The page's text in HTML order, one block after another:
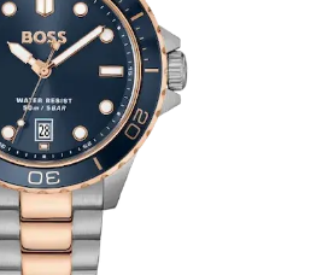
часы
часы